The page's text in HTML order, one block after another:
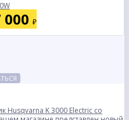
000 ₽
Husqvarna K 3000 Electric со